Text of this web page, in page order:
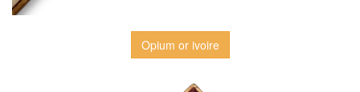
Opium or ivoire